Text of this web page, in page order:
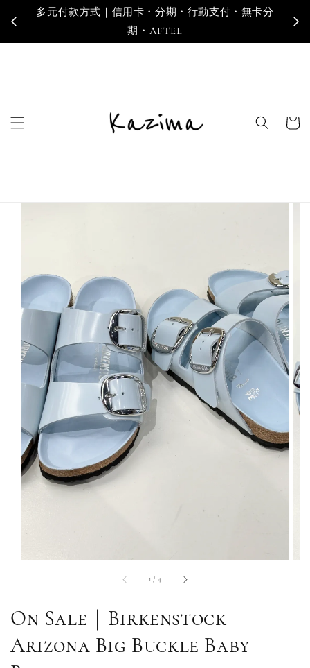
多元付款方式｜信用卡・分期・行動支付・無卡分
期・AFTEE
寄
1 / 4
On Sale｜Birkenstock
Arizona Big Buckle Baby